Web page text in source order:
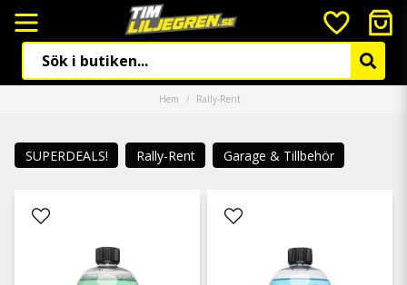
Hem Rally-Rent
SUPERDEALS! Rally-Rent Garage & Tillbehör